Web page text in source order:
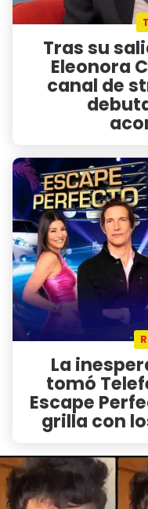
Tras su
Eleonora
canal de
La
tomó
Escape
grilla con